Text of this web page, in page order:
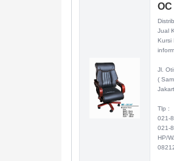
Jual
Kursi
Jl.
(
Tlp :
021-
021-
HP/